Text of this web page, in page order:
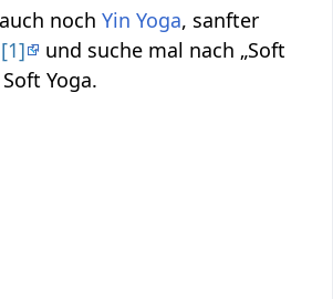
nochYin Yoga, sanfter
[1]
und suche mal nach „Soft
Yoga.